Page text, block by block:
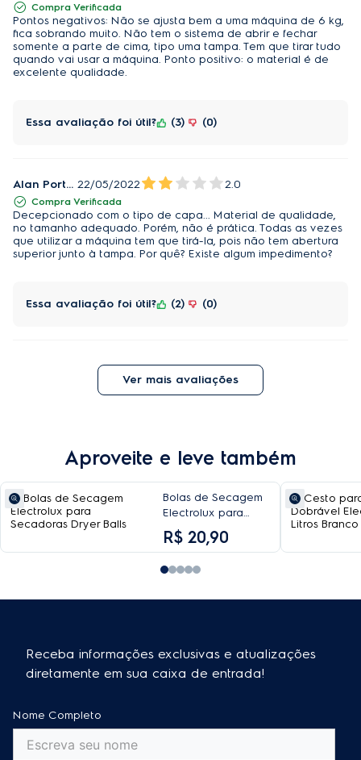
Compra Verificada
Pontos negativos: Não se ajusta bem a uma máquina de 6 kg,
fica sobrando muito. Não tem o sistema de abrir e fechar
somente a parte de cima, tipo uma tampa. Tem que tirar tudo
quando vai usar a máquina. Ponto positivo: o material é de
excelente qualidade.
Essa avaliação foi útil? 3 0
Alan Portugal 22/05/2022 2.0
Compra Verificada
Decepcionado com o tipo de capa... Material de qualidade,
no tamanho adequado. Porém, não é prática. Todas as vezes
que utilizar a máquina tem que tirá-la, pois não tem abertura
superior junto à tampa. Por quê? Existe algum impedimento?
Essa avaliação foi útil? 2 0
Ver mais avaliações
Aproveite e leve também
Bolas de Secagem
Electrolux para
Secadoras Dryer
Balls
R$ 20,90
Receba informações exclusivas e atualizações
diretamente em sua caixa de entrada!
Nome Completo